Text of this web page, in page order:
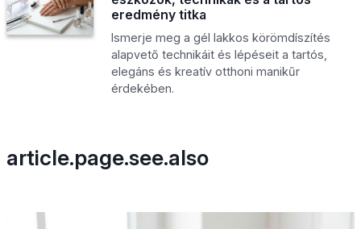
eredmény titka
Ismerje meg a gél lakkos körömdíszítés
alapvető technikáit és lépéseit a tartós,
elegáns és kreatív otthoni manikűr
érdekében.
article.page.see.also